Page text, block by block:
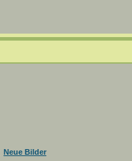
Neue Bilder